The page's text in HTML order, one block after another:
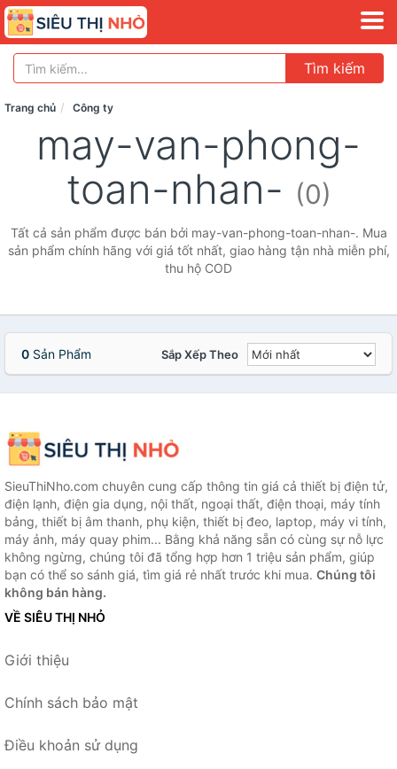
Tìm kiếm
Trang chủ Công ty
may-van-phong-
toan-nhan- (0)
Tất cả sản phẩm được bán bởi may-van-phong-toan-nhan-. Mua
sản phẩm chính hãng với giá tốt nhất, giao hàng tận nhà miễn phí,
thu hộ COD
0 Sản Phẩm Sắp Xếp Theo
SieuThiNho.com chuyên cung cấp thông tin giá cả thiết bị điện tử,
điện lạnh, điện gia dụng, nội thất, ngoại thất, điện thoại, máy tính
bảng, thiết bị âm thanh, phụ kiện, thiết bị đeo, laptop, máy vi tính,
máy ảnh, máy quay phim... Bằng khả năng sẵn có cùng sự nỗ lực
không ngừng, chúng tôi đã tổng hợp hơn 1 triệu sản phẩm, giúp
bạn có thể so sánh giá, tìm giá rẻ nhất trước khi mua. Chúng tôi
không bán hàng.
VỀ SIÊU THỊ NHỎ
Giới thiệu
Chính sách bảo mật
Điều khoản sử dụng